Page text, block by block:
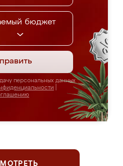
бюджет
персональных данных